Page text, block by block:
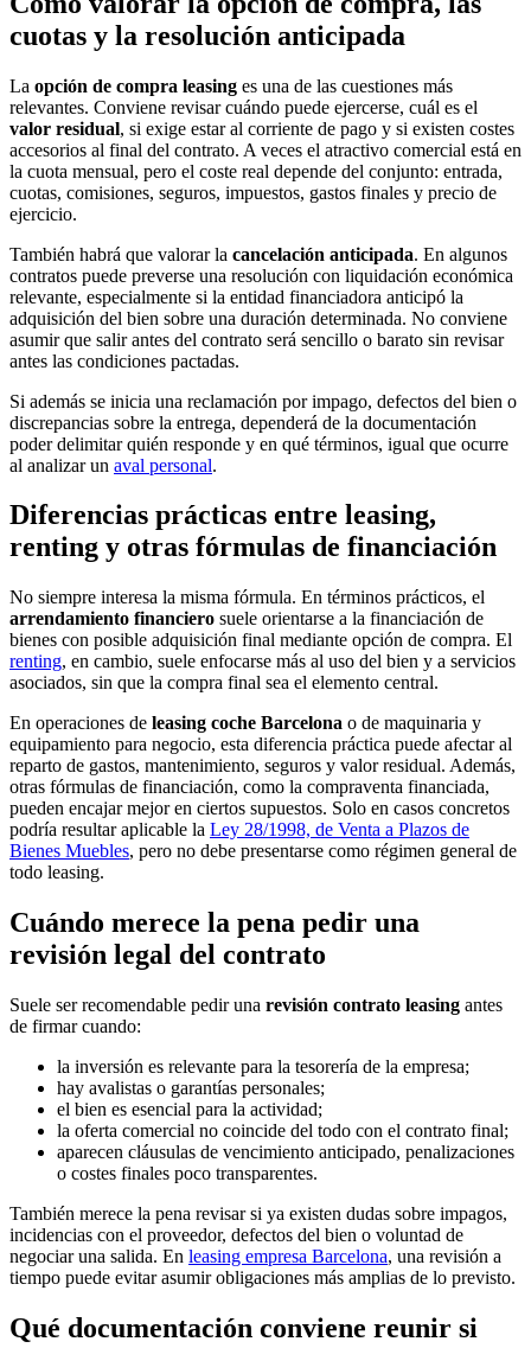
cuotas y la resolución anticipada
La opción de compra leasing es una de las cuestiones más
relevantes. Conviene revisar cuándo puede ejercerse, cuál es el
valor residual, si exige estar al corriente de pago y si existen costes
accesorios al final del contrato. A veces el atractivo comercial está en
la cuota mensual, pero el coste real depende del conjunto: entrada,
cuotas, comisiones, seguros, impuestos, gastos finales y precio de
ejercicio.
También habrá que valorar la cancelación anticipada. En algunos
contratos puede preverse una resolución con liquidación económica
relevante, especialmente si la entidad financiadora anticipó la
adquisición del bien sobre una duración determinada. No conviene
asumir que salir antes del contrato será sencillo o barato sin revisar
antes las condiciones pactadas.
Si además se inicia una reclamación por impago, defectos del bien o
discrepancias sobre la entrega, dependerá de la documentación
poder delimitar quién responde y en qué términos, igual que ocurre
al analizar un aval personal.
Diferencias prácticas entre leasing,
renting y otras fórmulas de financiación
No siempre interesa la misma fórmula. En términos prácticos, el
arrendamiento financiero suele orientarse a la financiación de
bienes con posible adquisición final mediante opción de compra. El
renting, en cambio, suele enfocarse más al uso del bien y a servicios
asociados, sin que la compra final sea el elemento central.
En operaciones de leasing coche Barcelona o de maquinaria y
equipamiento para negocio, esta diferencia práctica puede afectar al
reparto de gastos, mantenimiento, seguros y valor residual. Además,
otras fórmulas de financiación, como la compraventa financiada,
pueden encajar mejor en ciertos supuestos. Solo en casos concretos
podría resultar aplicable la Ley 28/1998, de Venta a Plazos de
Bienes Muebles, pero no debe presentarse como régimen general de
todo leasing.
Cuándo merece la pena pedir una
revisión legal del contrato
Suele ser recomendable pedir una revisión contrato leasing antes
de firmar cuando:
la inversión es relevante para la tesorería de la empresa;
hay avalistas o garantías personales;
el bien es esencial para la actividad;
la oferta comercial no coincide del todo con el contrato final;
aparecen cláusulas de vencimiento anticipado, penalizaciones
o costes finales poco transparentes.
También merece la pena revisar si ya existen dudas sobre impagos,
incidencias con el proveedor, defectos del bien o voluntad de
negociar una salida. En leasing empresa Barcelona, una revisión a
tiempo puede evitar asumir obligaciones más amplias de lo previsto.
Qué documentación conviene reunir si